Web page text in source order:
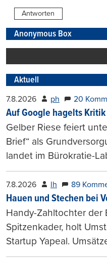
Antworten
Anonymous Box
Aktuell
7.8.2026 ph 20
Auf Google hagelts
Gelber Riese feiert
Brief“ als
landet im Bürokratie-
7.8.2026 lh 89
Hauen und Stechen bei
Handy-Zahltochter der
Spitzenkader, holt
Startup Yapeal.